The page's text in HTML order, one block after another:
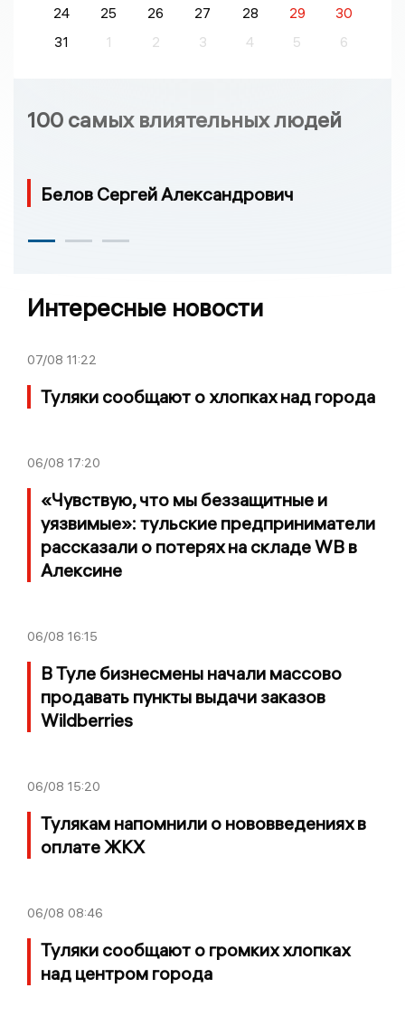
24
25 26 27 28 29
30
31
1 2 3 4 5 6
100 самых влиятельных людей
Белов Сергей Александрович
Интересные новости
07/08 11:22
Туляки сообщают о хлопках над города
06/08 17:20
«Чувствую, что мы беззащитные и
уязвимые»: тульские предприниматели
рассказали о потерях на складе WB в
Алексине
06/08 16:15
В Туле бизнесмены начали массово
продавать пункты выдачи заказов
Wildberries
06/08 15:20
Тулякам напомнили о нововведениях в
оплате ЖКХ
06/08 08:46
Туляки сообщают о громких хлопках
над центром города